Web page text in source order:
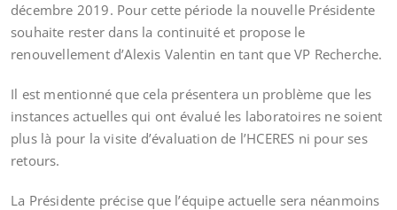
décembre 2019. Pour cette période la nouvelle Présidente
souhaite rester dans la continuité et propose le
renouvellement d’Alexis Valentin en tant que VP Recherche.
Il est mentionné que cela présentera un problème que les
instances actuelles qui ont évalué les laboratoires ne soient
plus là pour la visite d’évaluation de l’HCERES ni pour ses
retours.
La Présidente précise que l’équipe actuelle sera néanmoins